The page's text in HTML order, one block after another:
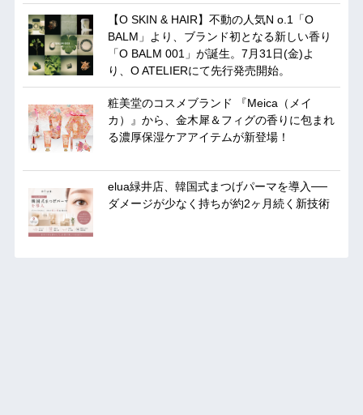
【O SKIN & HAIR】不動の人気N o.1「O
BALM」より、ブランド初となる新しい香り
「O BALM 001」が誕生。7月31日(金)よ
り、O ATELIERにて先行発売開始。
粧美堂のコスメブランド 『Meica（メイ
カ）』から、金木犀＆フィグの香りに包まれ
る濃厚保湿ケアアイテムが新登場！
elua緑井店、韓国式まつげパーマを導入──
ダメージが少なく持ちが約2ヶ月続く新技術